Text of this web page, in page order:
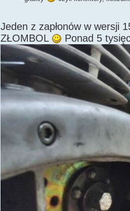
Jeden z zapłonów w wersji
ZŁOMBOL
Ponad 5